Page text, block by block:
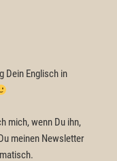
Dein Englisch in
mich, wenn Du ihn,
meinen Newsletter